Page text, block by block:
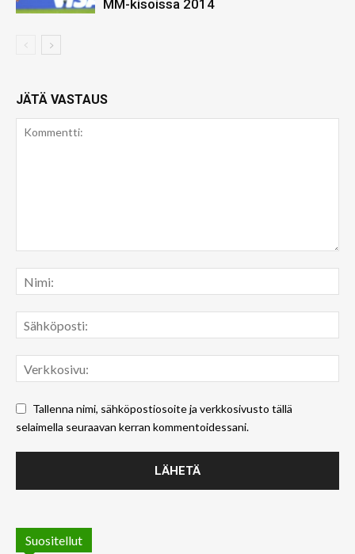
MM-kisoissa 2014
JÄTÄ VASTAUS
Tallenna nimi, sähköpostiosoite ja verkkosivusto tällä
selaimella seuraavan kerran kommentoidessani.
Suositellut